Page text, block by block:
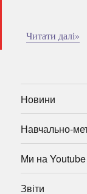
Читати далі»
Новини
Навчально-
Ми на Youtube
Звіти